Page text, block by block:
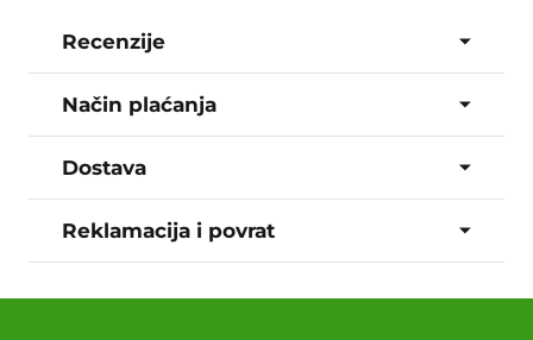
Recenzije
Način plaćanja
Dostava
Reklamacija i povrat